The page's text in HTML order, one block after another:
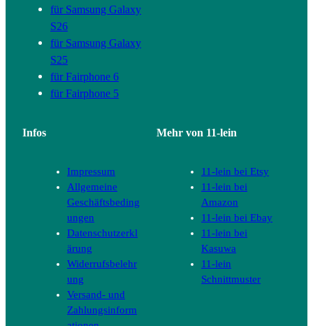
für Samsung Galaxy
S26
für Samsung Galaxy
S25
für Fairphone 6
für Fairphone 5
Infos
Impressum
Allgemeine
Geschäftsbeding
ungen
Datenschutzerkl
ärung
Widerrufsbelehr
ung
Versand- und
Zahlungsinform
Mehr von 11-lein
11-lein bei Etsy
11-lein bei
Amazon
11-lein bei Ebay
11-lein bei
Kasuwa
11-lein
Schnittmuster